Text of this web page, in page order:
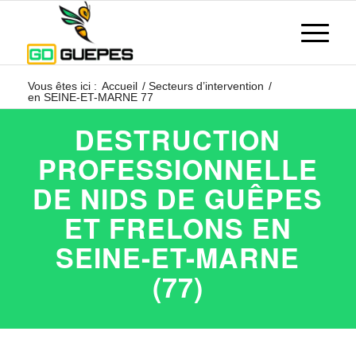
Vous êtes ici : Accueil / Secteurs d’intervention /
en SEINE-ET-MARNE 77
DESTRUCTION
PROFESSIONNELLE
DE NIDS DE GUÊPES
ET FRELONS EN
SEINE-ET-MARNE
(77)